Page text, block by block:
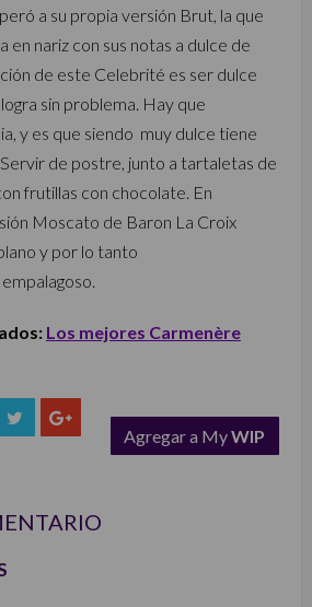
a su propia versión Brut, la que
en nariz con sus notas a dulce de
de este Celebrité es ser dulce
sin problema. Hay que
y es que siendo muy dulce tiene
de postre, junto a tartaletas de
frutillas con chocolate. En
Moscato de Baron La Croix
y por lo tanto
Los mejores Carmenère
Agregar a MyWIP